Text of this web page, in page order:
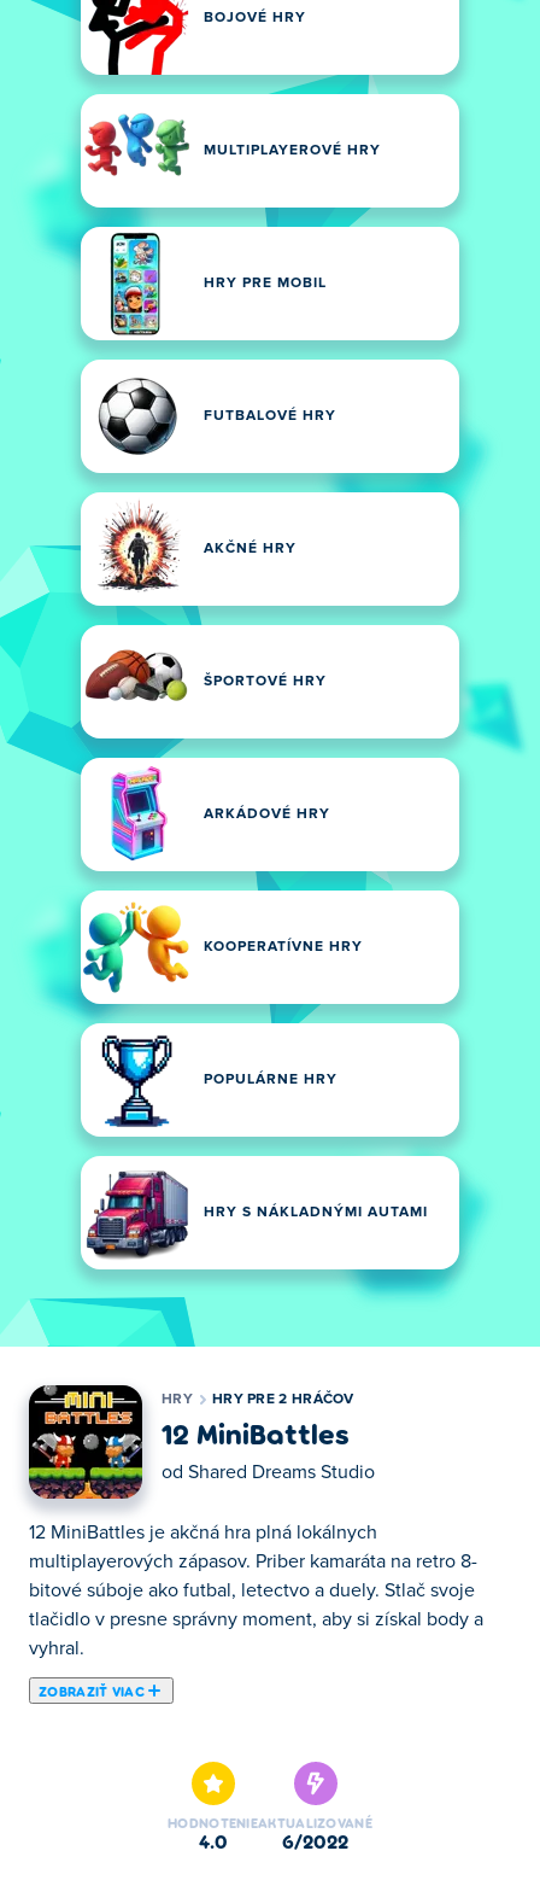
BOJOVÉ HRY
MULTIPLAYEROVÉ HRY
HRY PRE MOBIL
FUTBALOVÉ HRY
AKČNÉ HRY
ŠPORTOVÉ HRY
ARKÁDOVÉ HRY
KOOPERATÍVNE HRY
POPULÁRNE HRY
HRY S NÁKLADNÝMI AUTAMI
HRY HRY PRE 2 HRÁČOV
12 MiniBattles
od Shared Dreams Studio
12 MiniBattles je akčná hra plná lokálnych
multiplayerových zápasov. Priber kamaráta na retro 8-
bitové súboje ako futbal, letectvo a duely. Stlač svoje
tlačidlo v presne správny moment, aby si získal body a
vyhral.
ZOBRAZIŤ VIAC
HODNOTENIE
4.0
AKTUALIZOVANÉ
6/2022